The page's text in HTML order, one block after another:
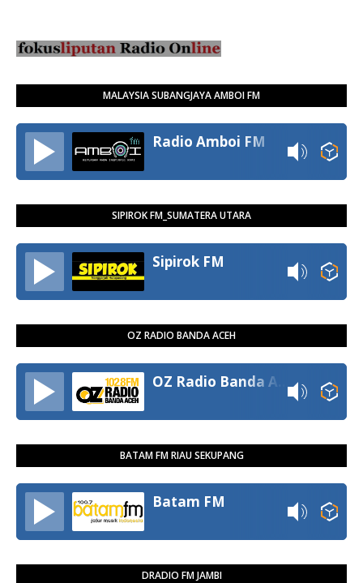
MALAYSIA SUBANGJAYA AMBOI FM
Radio Amboi FM
SIPIROK FM_SUMATERA UTARA
Sipirok FM
OZ RADIO BANDA ACEH
BATAM FM RIAU SEKUPANG
Batam FM
DRADIO FM JAMBI